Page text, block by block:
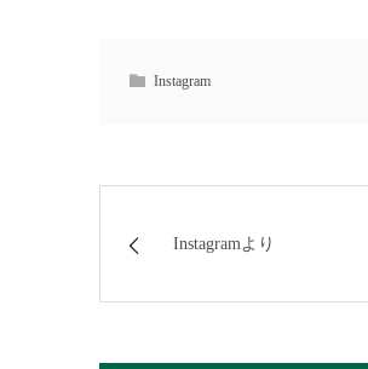
Instagram
Instagramより